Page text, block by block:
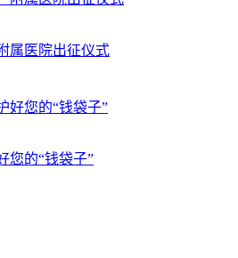
属医院出征仪式
您的“钱袋子”